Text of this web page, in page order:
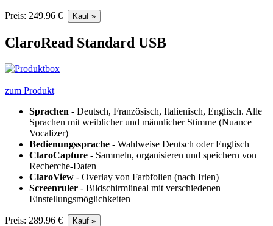
Preis: 249.96 €
ClaroRead Standard USB
zum Produkt
Sprachen - Deutsch, Französisch, Italienisch, Englisch. Alle
Sprachen mit weiblicher und männlicher Stimme (Nuance
Vocalizer)
Bedienungssprache - Wahlweise Deutsch oder Englisch
ClaroCapture - Sammeln, organisieren und speichern von
Recherche-Daten
ClaroView - Overlay von Farbfolien (nach Irlen)
Screenruler - Bildschirmlineal mit verschiedenen
Einstellungsmöglichkeiten
Preis: 289.96 €